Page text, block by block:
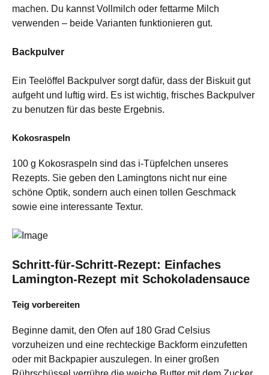
machen. Du kannst Vollmilch oder fettarme Milch
verwenden – beide Varianten funktionieren gut.
Backpulver
Ein Teelöffel Backpulver sorgt dafür, dass der Biskuit gut
aufgeht und luftig wird. Es ist wichtig, frisches Backpulver
zu benutzen für das beste Ergebnis.
Kokosraspeln
100 g Kokosraspeln sind das i-Tüpfelchen unseres
Rezepts. Sie geben den Lamingtons nicht nur eine
schöne Optik, sondern auch einen tollen Geschmack
sowie eine interessante Textur.
Schritt-für-Schritt-Rezept: Einfaches
Lamington-Rezept mit Schokoladensauce
Teig vorbereiten
Beginne damit, den Ofen auf 180 Grad Celsius
vorzuheizen und eine rechteckige Backform einzufetten
oder mit Backpapier auszulegen. In einer großen